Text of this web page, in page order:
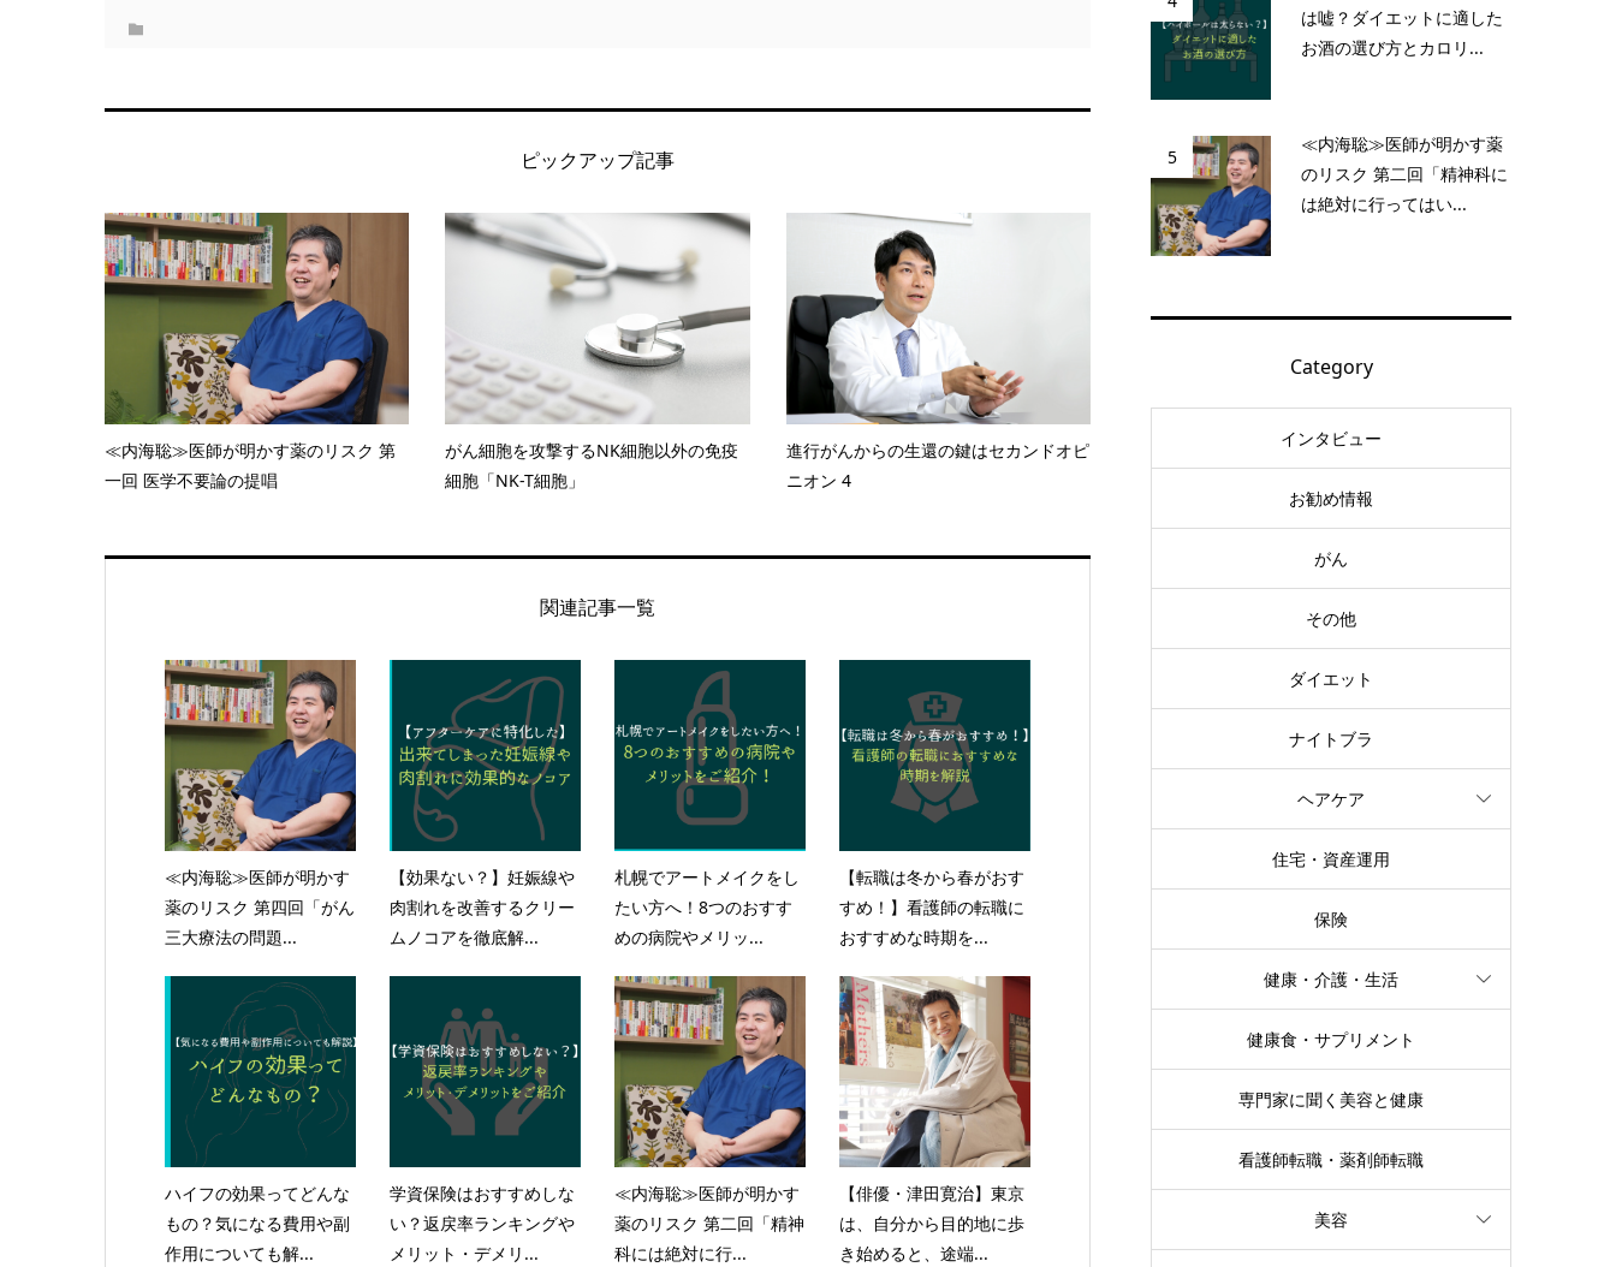
ピックアップ記事
≪内海聡≫医師が明かす薬のリスク 第
一回 医学不要論の提唱
がん細胞を攻撃するNK細胞以外の免疫
細胞「NK-T細胞」
進行がんからの生還の鍵はセカンドオピ
ニオン 4
関連記事一覧
≪内海聡≫医師が明かす
薬のリスク 第四回「がん
三大療法の問題...
【効果ない？】妊娠線や
肉割れを改善するクリー
ムノコアを徹底解...
札幌でアートメイクをし
たい方へ！8つのおすす
めの病院やメリッ...
【転職は冬から春がおす
すめ！】看護師の転職に
おすすめな時期を...
ハイフの効果ってどんな
もの？気になる費用や副
作用についても解...
学資保険はおすすめしな
い？返戻率ランキングや
メリット・デメリ...
≪内海聡≫医師が明かす
薬のリスク 第二回「精神
科には絶対に行...
【俳優・津田寛治】東京
は、自分から目的地に歩
き始めると、途端...
は嘘？ダイエットに適した
お酒の選び方とカロリ...
5
≪内海聡≫医師が明かす薬
のリスク 第二回「精神科に
は絶対に行ってはい...
Category
インタビュー
お勧め情報
がん
その他
ダイエット
ナイトブラ
ヘアケア
住宅・資産運用
保険
健康・介護・生活
健康食・サプリメント
専門家に聞く美容と健康
看護師転職・薬剤師転職
美容